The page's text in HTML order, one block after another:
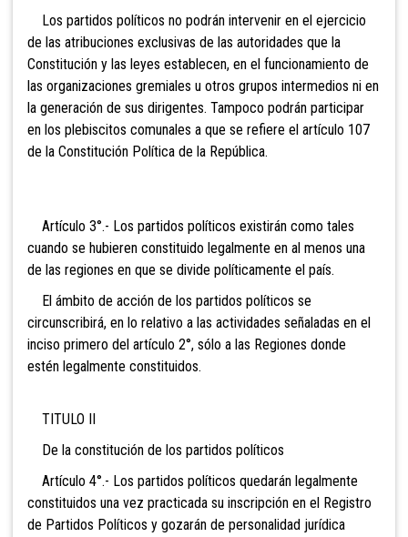
Los partidos políticos no podrán intervenir en el ejercicio
de las atribuciones exclusivas de las autoridades que la
Constitución y las leyes establecen, en el funcionamiento de
las organizaciones gremiales u otros grupos intermedios ni en
la generación de sus dirigentes. Tampoco podrán participar
en los plebiscitos comunales a que se refiere el artículo 107
de la Constitución Política de la República.
Artículo 3°.- Los partidos políticos existirán como tales
cuando se hubieren constituido legalmente en al menos una
de las regiones en que se divide políticamente el país.
El ámbito de acción de los partidos políticos se
circunscribirá, en lo relativo a las actividades señaladas en el
inciso primero del artículo 2°, sólo a las Regiones donde
estén legalmente constituidos.
TITULO II
De la constitución de los partidos políticos
Artículo 4°.- Los partidos políticos quedarán legalmente
constituidos una vez practicada su inscripción en el Registro
de Partidos Políticos y gozarán de personalidad jurídica